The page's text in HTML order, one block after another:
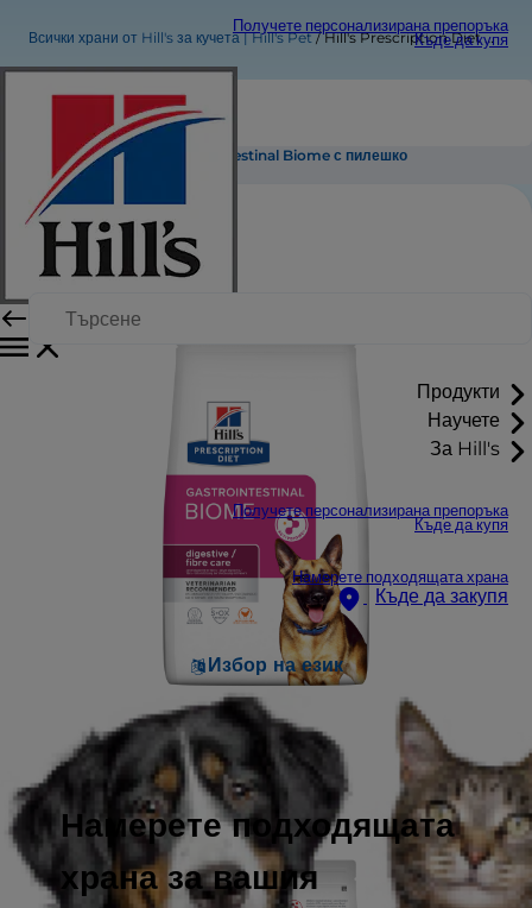
Получете персонализирана препоръка
Къде да купя
Продукти
Научете
За Hill's
Получете персонализирана препоръка
Къде да купя
Намерете подходящата храна
Къде да закупя
Избор на език
Намерете подходящата
храна за вашия
Всички храни от Hill's за кучета | Hill's Pet Hill's Prescription Diet Gastrointestinal Biome с пилешко
Hill's Prescription Diet Gastrointestinal Biome с пилешко